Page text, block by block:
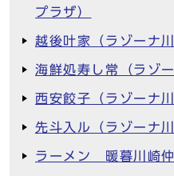
プラザ）
越後叶家（ラゾーナ
海鮮処寿し常（ラゾ
西安餃子（ラゾーナ
先斗入ル（ラゾーナ
ラーメン 暖暮川崎